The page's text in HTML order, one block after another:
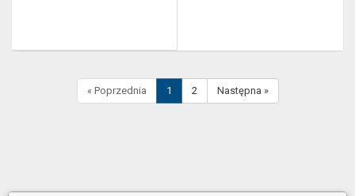
« Poprzednia 1 2 Następna »